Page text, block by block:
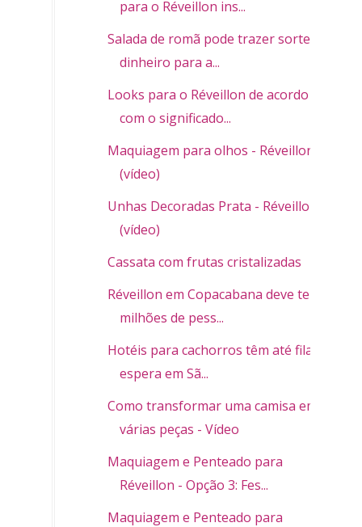
para o Réveillon ins...
Salada de romã pode trazer sorte e
dinheiro para a...
Looks para o Réveillon de acordo
com o significado...
Maquiagem para olhos - Réveillon
(vídeo)
Unhas Decoradas Prata - Réveillon
(vídeo)
Cassata com frutas cristalizadas
Réveillon em Copacabana deve ter 2
milhões de pess...
Hotéis para cachorros têm até fila de
espera em Sã...
Como transformar uma camisa em
várias peças - Vídeo
Maquiagem e Penteado para
Réveillon - Opção 3: Fes...
Maquiagem e Penteado para